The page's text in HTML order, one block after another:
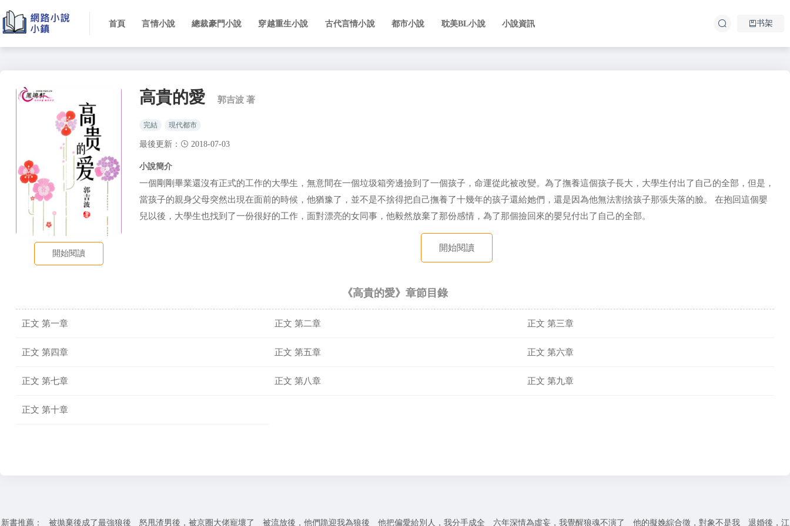
首頁 言情小說 總裁豪門小說 穿越重生小說 古代言情小說 都市小說 耽美BL小說 小說資訊 书架
開始閱讀
高貴的愛 郭吉波 著
完結 現代都市
最後更新： 2018-07-03
小說簡介
一個剛剛畢業還沒有正式的工作的大學生，無意間在一個垃圾箱旁邊撿到了一個孩子，命運從此被改變。為了撫養這個孩子長大，大學生付出了自己的全部，但是，
當孩子的親身父母突然出現在面前的時候，他猶豫了，並不是不捨得把自己撫養了十幾年的孩子還給她們，還是因為他無法割捨孩子那張失落的臉。 在抱回這個嬰
兒以後，大學生也找到了一份很好的工作，面對漂亮的女同事，他毅然放棄了那份感情，為了那個撿回來的嬰兒付出了自己的全部。
開始閱讀
《高貴的愛》章節目錄
正文 第一章 正文 第二章 正文 第三章
正文 第四章 正文 第五章 正文 第六章
正文 第七章 正文 第八章 正文 第九章
正文 第十章
新書推薦： 被拋棄後成了最強狼後 怒甩渣男後，被京圈大佬寵壞了 被流放後，他們跪迎我為狼後 他把偏愛給別人，我分手成全 六年深情為虛妄，我覺醒狼魂不演了 他的擬娩綜合徵，對象不是我 退婚後，江